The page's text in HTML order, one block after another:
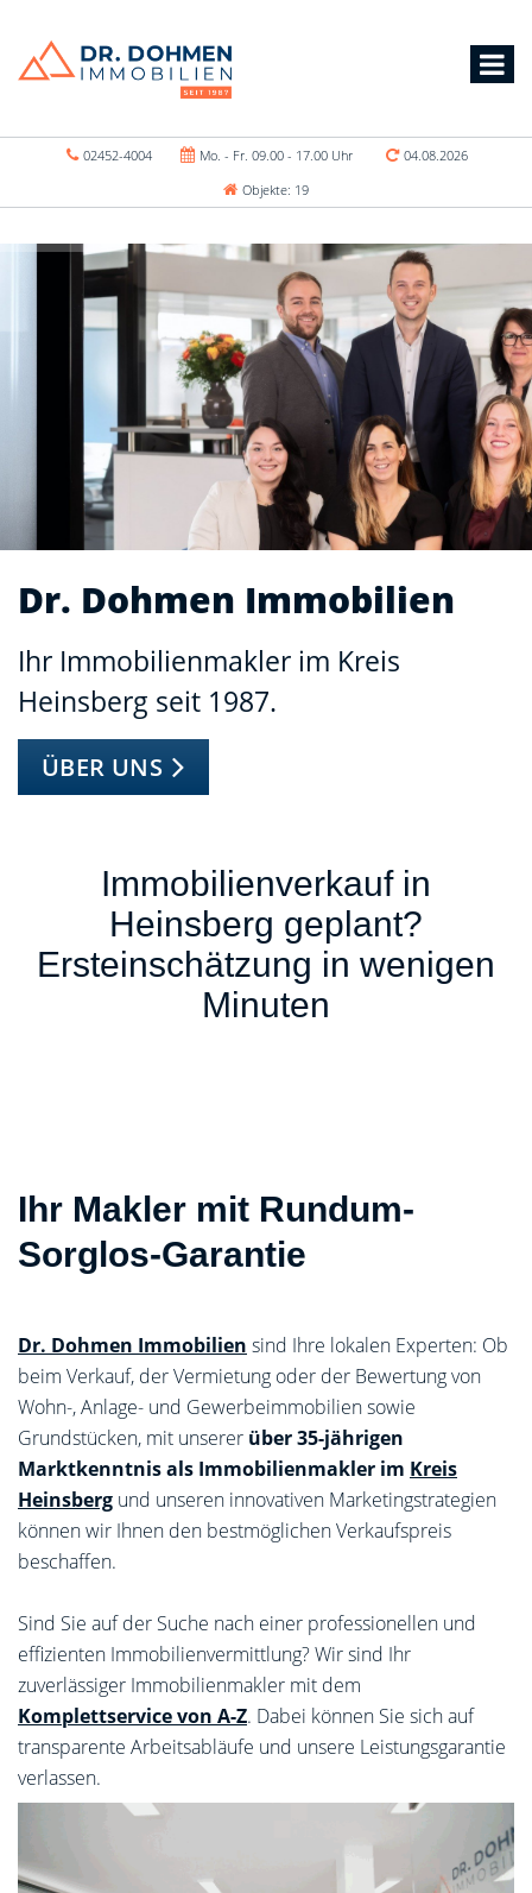
02452-4004 Mo. - Fr. 09.00 - 17.00 Uhr
04.08.2026
Objekte: 19
Dr. Dohmen Immobilien
Ihr Immobilienmakler im Kreis
Heinsberg seit 1987.
ÜBER UNS
Immobilienverkauf in
Heinsberg geplant?
Ersteinschätzung in wenigen
Minuten
Ihr Makler mit Rundum-
Sorglos-Garantie
Dr. Dohmen Immobilien sind Ihre lokalen Experten: Ob
beim Verkauf, der Vermietung oder der Bewertung von
Wohn-, Anlage- und Gewerbeimmobilien sowie
Grundstücken, mit unserer über 35-jährigen
Marktkenntnis als Immobilienmakler im Kreis
Heinsberg und unseren innovativen Marketingstrategien
können wir Ihnen den bestmöglichen Verkaufspreis
beschaffen.
Sind Sie auf der Suche nach einer professionellen und
effizienten Immobilienvermittlung? Wir sind Ihr
zuverlässiger Immobilienmakler mit dem
Komplettservice von A-Z. Dabei können Sie sich auf
transparente Arbeitsabläufe und unsere Leistungsgarantie
verlassen.